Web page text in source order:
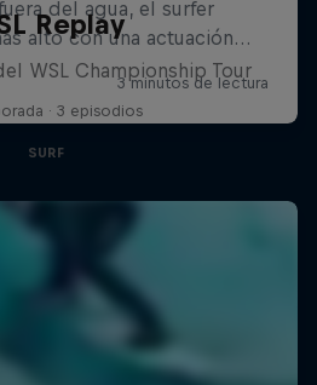
Replay
WSL Championship Tour
· 3 episodios
SURF